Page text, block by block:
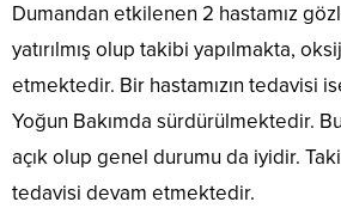
Dumandan etkilenen 2 hastamız
yatırılmış olup takibi yapılmakta,
etmektedir. Bir hastamızın tedavisi
Yoğun Bakımda sürdürülmektedir.
açık olup genel durumu da iyidir.
tedavisi devam etmektedir.